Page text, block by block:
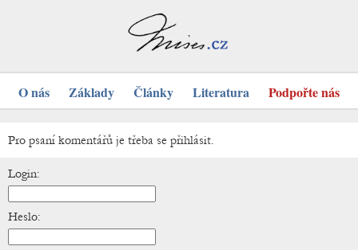
O nás Základy Články Literatura Podpořte nás
Pro psaní komentářů je třeba se přihlásit.
Login:
Heslo: